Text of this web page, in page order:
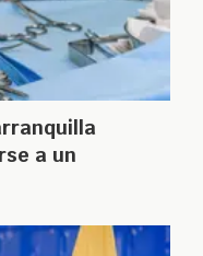
a un